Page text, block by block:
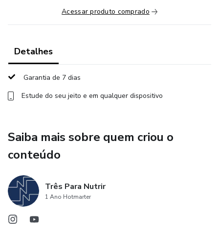
Acessar produto comprado
Detalhes
Garantia de 7 dias
Estude do seu jeito e em qualquer dispositivo
Saiba mais sobre quem criou o
conteúdo
Três Para Nutrir
1 Ano Hotmarter